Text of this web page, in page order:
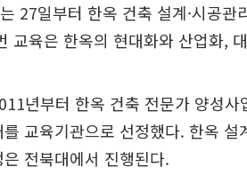
27일부터 한옥 건축 설계·시공
교육은 한옥의 현대화와 산업화,
년부터 한옥 건축 전문가 양성
교육기관으로 선정했다. 한옥
전북대에서 진행된다.